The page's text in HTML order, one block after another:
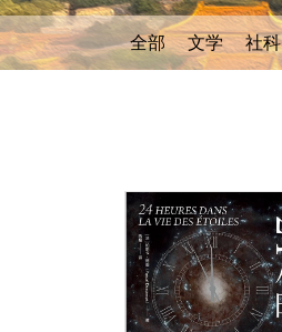
全部 文学 社科